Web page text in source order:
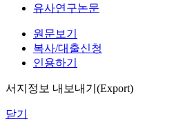
유사연구논문
원문보기
복사/대출신청
인용하기
서지정보 내보내기(Export)
닫기